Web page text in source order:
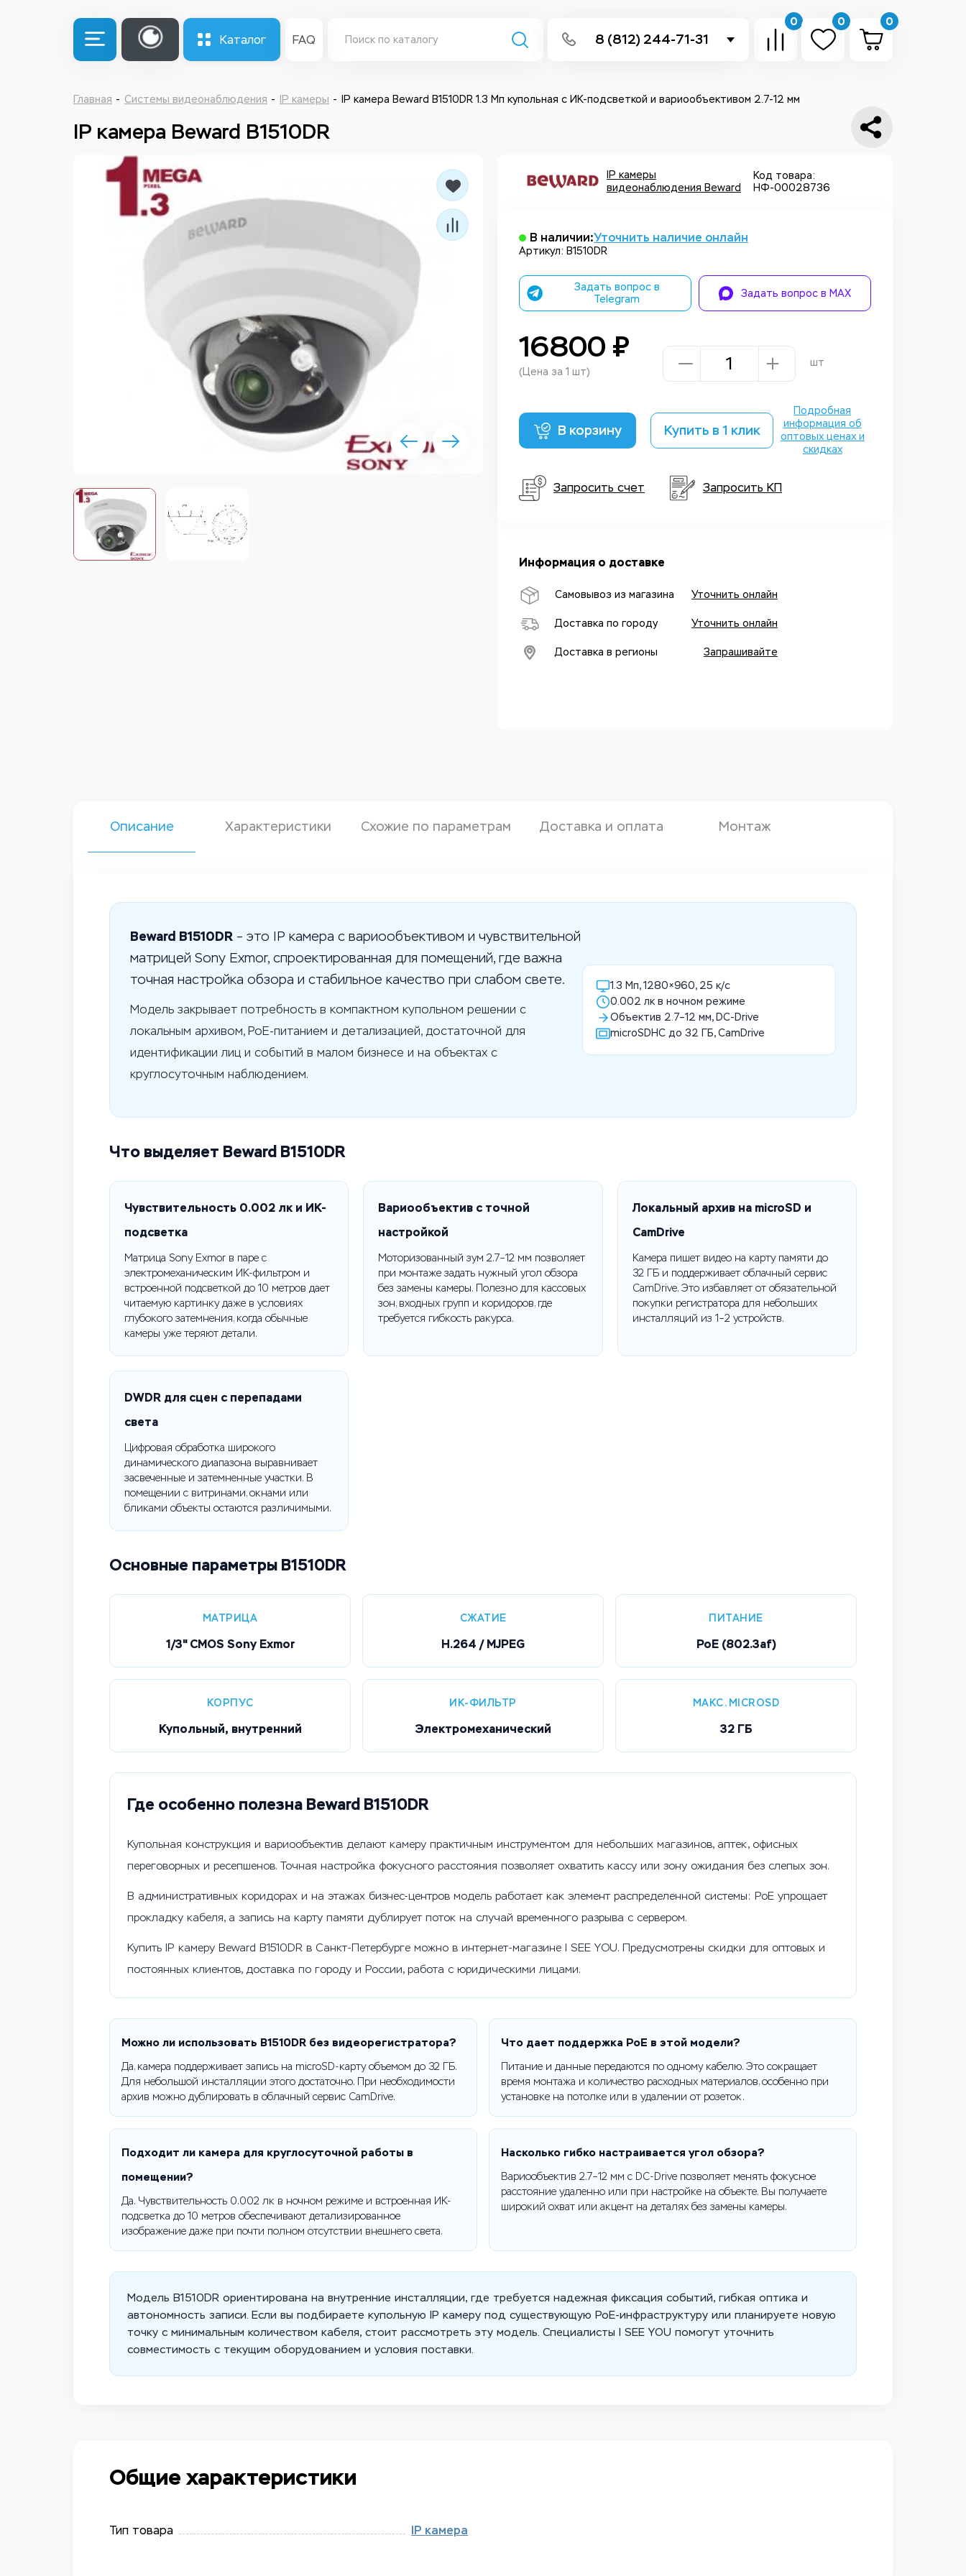
Каталог FAQ 8 (812) 244-71-31
Написать в Telegram
0 0 0
Главная Системы видеонаблюдения IP камеры IP камера Beward B1510DR 1.3 Мп купольная с ИК-подсветкой и вариообъективом 2.7-12 мм
IP камера Beward B1510DR
IP камеры
видеонаблюдения Beward
Код товара:
НФ-00028736
В наличии:Уточнить наличие онлайн
Артикул: B1510DR
Задать вопрос в
Telegram
Задать вопрос в MAX
16800 ₽
(Цена за 1 шт)
шт
В корзину Купить в 1 клик
Подробная
информация об
оптовых ценах и
скидках
Запросить счет Запросить КП
Информация о доставке
Самовывоз из магазина Уточнить онлайн
Доставка по городу Уточнить онлайн
Доставка в регионы Запрашивайте
Описание Характеристики Схожие по параметрам Доставка и оплата Монтаж
Beward B1510DR – это IP камера с вариообъективом и чувствительной
матрицей Sony Exmor, спроектированная для помещений, где важна
точная настройка обзора и стабильное качество при слабом свете.
Модель закрывает потребность в компактном купольном решении с
локальным архивом, PoE-питанием и детализацией, достаточной для
идентификации лиц и событий в малом бизнесе и на объектах с
круглосуточным наблюдением.
1.3 Мп, 1280×960, 25 к/с
0.002 лк в ночном режиме
Объектив 2.7–12 мм, DC-Drive
microSDHC до 32 ГБ, CamDrive
Что выделяет Beward B1510DR
Чувствительность 0.002 лк и ИК-
подсветка
Матрица Sony Exmor в паре с
электромеханическим ИК-фильтром и
встроенной подсветкой до 10 метров дает
читаемую картинку даже в условиях
глубокого затемнения, когда обычные
камеры уже теряют детали.
Вариообъектив с точной
настройкой
Моторизованный зум 2.7–12 мм позволяет
при монтаже задать нужный угол обзора
без замены камеры. Полезно для кассовых
зон, входных групп и коридоров, где
требуется гибкость ракурса.
Локальный архив на microSD и
CamDrive
Камера пишет видео на карту памяти до
32 ГБ и поддерживает облачный сервис
CamDrive. Это избавляет от обязательной
покупки регистратора для небольших
инсталляций из 1–2 устройств.
DWDR для сцен с перепадами
света
Цифровая обработка широкого
динамического диапазона выравнивает
засвеченные и затемненные участки. В
помещении с витринами, окнами или
бликами объекты остаются различимыми.
Основные параметры B1510DR
МАТРИЦА
1/3" CMOS Sony Exmor
СЖАТИЕ
H.264 / MJPEG
ПИТАНИЕ
PoE (802.3af)
КОРПУС
Купольный, внутренний
ИК-ФИЛЬТР
Электромеханический
МАКС. MICROSD
32 ГБ
Где особенно полезна Beward B1510DR
Купольная конструкция и вариообъектив делают камеру практичным инструментом для небольших магазинов, аптек, офисных
переговорных и ресепшенов. Точная настройка фокусного расстояния позволяет охватить кассу или зону ожидания без слепых зон.
В административных коридорах и на этажах бизнес-центров модель работает как элемент распределенной системы: PoE упрощает
прокладку кабеля, а запись на карту памяти дублирует поток на случай временного разрыва с сервером.
Купить IP камеру Beward B1510DR в Санкт-Петербурге можно в интернет-магазине I SEE YOU. Предусмотрены скидки для оптовых и
постоянных клиентов, доставка по городу и России, работа с юридическими лицами.
Можно ли использовать B1510DR без видеорегистратора?
Да, камера поддерживает запись на microSD-карту объемом до 32 ГБ.
Для небольшой инсталляции этого достаточно. При необходимости
архив можно дублировать в облачный сервис CamDrive.
Что дает поддержка PoE в этой модели?
Питание и данные передаются по одному кабелю. Это сокращает
время монтажа и количество расходных материалов, особенно при
установке на потолке или в удалении от розеток.
Подходит ли камера для круглосуточной работы в
помещении?
Да. Чувствительность 0.002 лк в ночном режиме и встроенная ИК-
подсветка до 10 метров обеспечивают детализированное
изображение даже при почти полном отсутствии внешнего света.
Насколько гибко настраивается угол обзора?
Вариообъектив 2.7–12 мм с DC-Drive позволяет менять фокусное
расстояние удаленно или при настройке на объекте. Вы получаете
широкий охват или акцент на деталях без замены камеры.
Модель B1510DR ориентирована на внутренние инсталляции, где требуется надежная фиксация событий, гибкая оптика и
автономность записи. Если вы подбираете купольную IP камеру под существующую PoE-инфраструктуру или планируете новую
точку с минимальным количеством кабеля, стоит рассмотреть эту модель. Специалисты I SEE YOU помогут уточнить
совместимость с текущим оборудованием и условия поставки.
Общие характеристики
Тип товара IP камера